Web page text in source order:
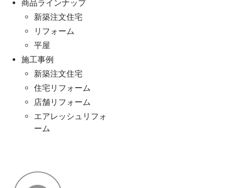
商品ラインナップ
新築注文住宅
リフォーム
平屋
施工事例
新築注文住宅
住宅リフォーム
店舗リフォーム
エアレッシュリフォ
ーム